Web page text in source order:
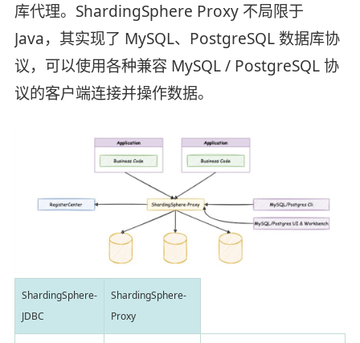
库代理。ShardingSphere Proxy 不局限于
Java，其实现了 MySQL、PostgreSQL 数据库协
议，可以使用各种兼容 MySQL / PostgreSQL 协
议的客户端连接并操作数据。
ShardingSphere-
JDBC
ShardingSphere-
Proxy